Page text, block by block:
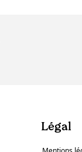
Légal